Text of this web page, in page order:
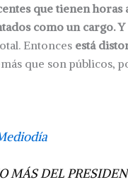
que tienen horas
como un cargo.
Entonces está
que son públicos,
MÁS DEL